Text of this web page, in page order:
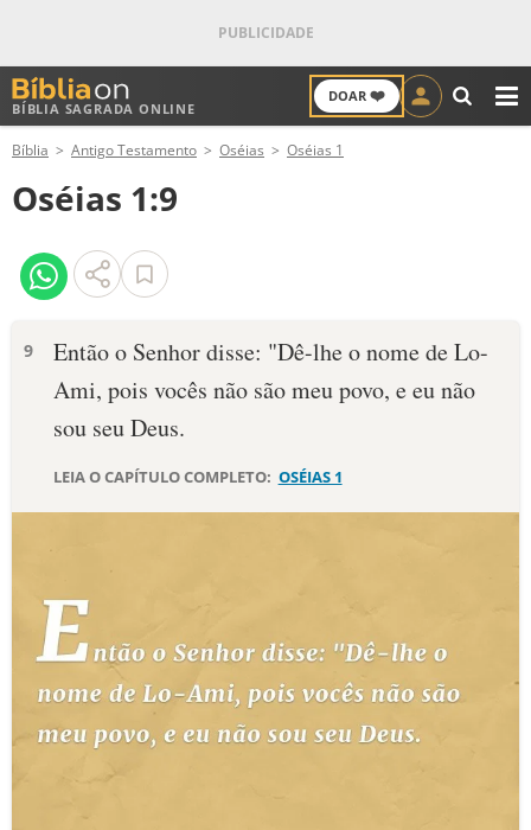
BÍBLIA SAGRADA ONLINE
DOAR ❤️
ANTIGO TESTAMENTO
NOVO TESTAMENTO
VERSÍCULOS
PALAVRA DO DIA
DEVOCIONAL DIÁRIO
ESTUDOS BÍBLICOS
ESBOÇOS DE PREGAÇÃO
PERGUNTE À BÍBLIA
Bíblia Antigo Testamento Oséias Oséias 1
Oséias 1:9
9
Então o Senhor disse: "Dê-lhe o nome de Lo-
Ami, pois vocês não são meu povo, e eu não
sou seu Deus.
LEIA O CAPÍTULO COMPLETO: OSÉIAS 1